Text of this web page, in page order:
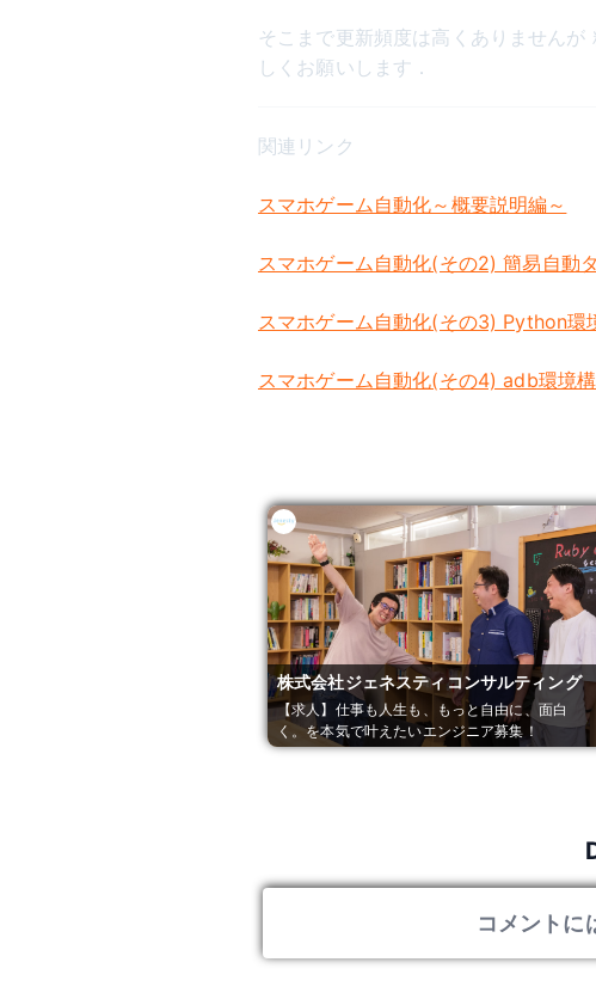
そこまで更新頻度は高くありません
しくお願いします．
関連リンク
スマホゲーム自動化～概要説明編～
スマホゲーム自動化(その2) 簡易自動
スマホゲーム自動化(その3) Python環
スマホゲーム自動化(その4) adb環境
株式会社ジェネスティコンサルティング
【求人】仕事も人生も、もっと自由に、面白
く。を本気で叶えたいエンジニア募集！
コメントに